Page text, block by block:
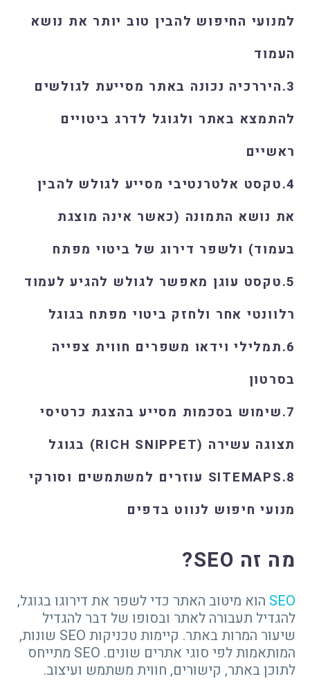
למנועי החיפוש להבין טוב יותר את נושא
העמוד
3.היררכיה נכונה באתר מסייעת לגולשים
להתמצא באתר ולגוגל לדרג ביטויים
ראשיים
4.טקסט אלטרנטיבי מסייע לגולש להבין
את נושא התמונה (כאשר אינה מוצגת
בעמוד) ולשפר דירוג של ביטוי מפתח
5.טקסט עוגן מאפשר לגולש להגיע לעמוד
רלוונטי אחר ולחזק ביטוי מפתח בגוגל
6.תמלילי וידאו משפרים חווית צפייה
בסרטון
7.שימוש בסכמות מסייע בהצגת כרטיסי
תצוגה עשירה (RICH SNIPPET) בגוגל
8.SITEMAPS עוזרים למשתמשים וסורקי
מנועי חיפוש לנווט בדפים
מה זה SEO?
SEO הוא מיטוב האתר כדי לשפר את דירוגו בגוגל,
להגדיל תעבורה לאתר ובסופו של דבר להגדיל
שיעור המרות באתר. קיימות טכניקות SEO שונות,
המותאמות לפי סוגי אתרים שונים. SEO מתייחס
לתוכן באתר, קישורים, חווית משתמש ועיצוב.